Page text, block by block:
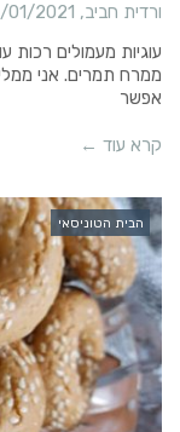
ורדית חביב 01/2021
עוגיות מעמולים רכות
ממרח תמרים. אני
אפשר
קרא עוד ←
הבית הטוניסאי